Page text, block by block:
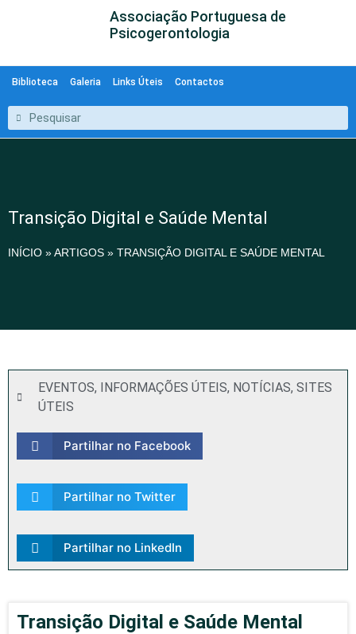
Associação Portuguesa de
Psicogerontologia
Biblioteca Galeria Links Úteis Contactos
Transição Digital e Saúde Mental
INÍCIO »ARTIGOS » TRANSIÇÃO DIGITAL E SAÚDE MENTAL
EVENTOS, INFORMAÇÕES ÚTEIS, NOTÍCIAS, SITES
ÚTEIS
Partilhar no Facebook
Partilhar no Twitter
Partilhar no LinkedIn
Transição Digital e Saúde Mental